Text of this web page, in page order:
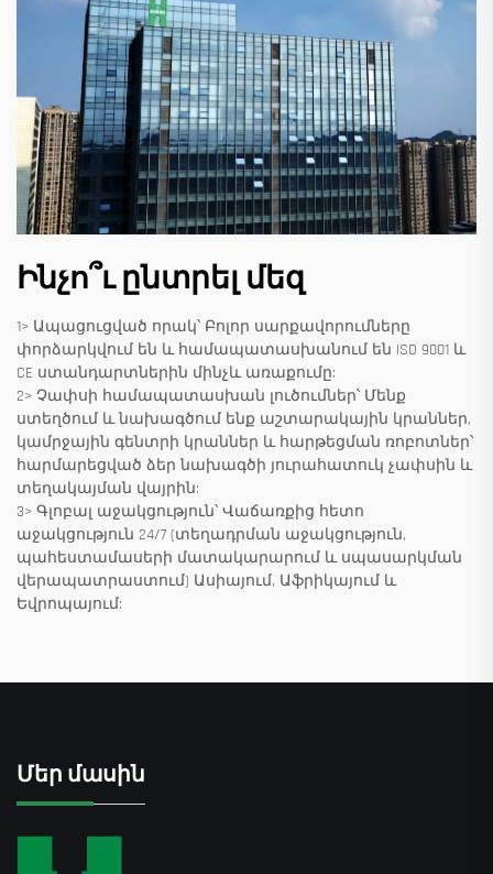
Ինչո՞ւ ընտրել մեզ
1> Ապացուցված որակ՝ Բոլոր սարքավորումները
փորձարկվում են և համապատասխանում են ISO 9001 և
CE ստանդարտներին մինչև առաքումը:
2> Չափսի համապատասխան լուծումներ՝ Մենք
ստեղծում և նախագծում ենք աշտարակային կրաններ,
կամրջային գենտրի կրաններ և հարթեցման ռոբոտներ՝
հարմարեցված ձեր նախագծի յուրահատուկ չափսին և
տեղակայման վայրին:
3> Գլոբալ աջակցություն՝ Վաճառքից հետո
աջակցություն 24/7 (տեղադրման աջակցություն,
պահեստամասերի մատակարարում և սպասարկման
վերապատրաստում) Ասիայում, Աֆրիկայում և
Եվրոպայում:
Մեր մասին